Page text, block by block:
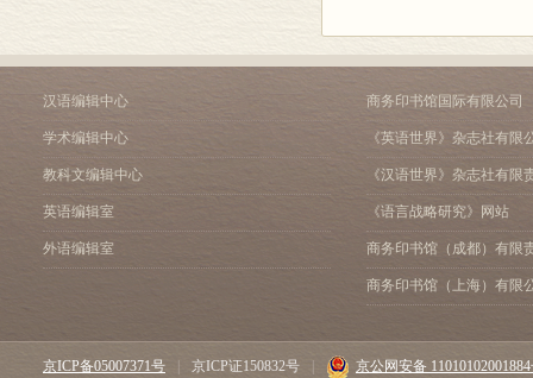
汉语编辑中心
学术编辑中心
教科文编辑中心
英语编辑室
外语编辑室
商务印书馆国际有限公司
《英语世界》杂志社有限
《汉语世界》杂志社有限
《语言战略研究》网站
商务印书馆（成都）有限
商务印书馆（上海）有限
京ICP备05007371号 京ICP证150832号 京公网安备